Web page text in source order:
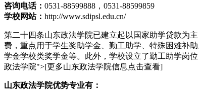
咨询电话： 0531-88599888，0531-88599859
学校网站： http://www.sdipsl.edu.cn/
第二十四条山东政法学院已建立起以国家助学贷款为
费，重点用于学生奖助学金、勤工助学、特殊困难补
学金学校类奖学金等。此外，学校设立了勤工助学岗
政法学院">[更多山东政法学院信息点击查看]
山东政法学院优势专业有：